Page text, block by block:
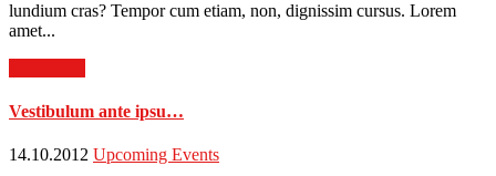
lundium cras? Tempor cum etiam, non, dignissim cursus. Lorem
amet...
Vestibulum ante ipsu…
14.10.2012 Upcoming Events